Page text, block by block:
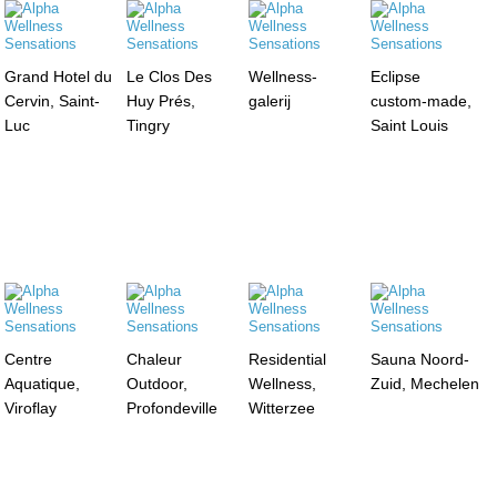
Grand Hotel du
Cervin, Saint-
Luc
Le Clos Des
Huy Prés,
Tingry
Wellness-
galerij
Eclipse
custom-made,
Saint Louis
Centre
Aquatique,
Viroflay
Chaleur
Outdoor,
Profondeville
Residential
Wellness,
Witterzee
Sauna Noord-
Zuid, Mechelen